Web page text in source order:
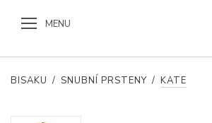
MENU
BISAKU / SNUBNÍ PRSTENY / KATE